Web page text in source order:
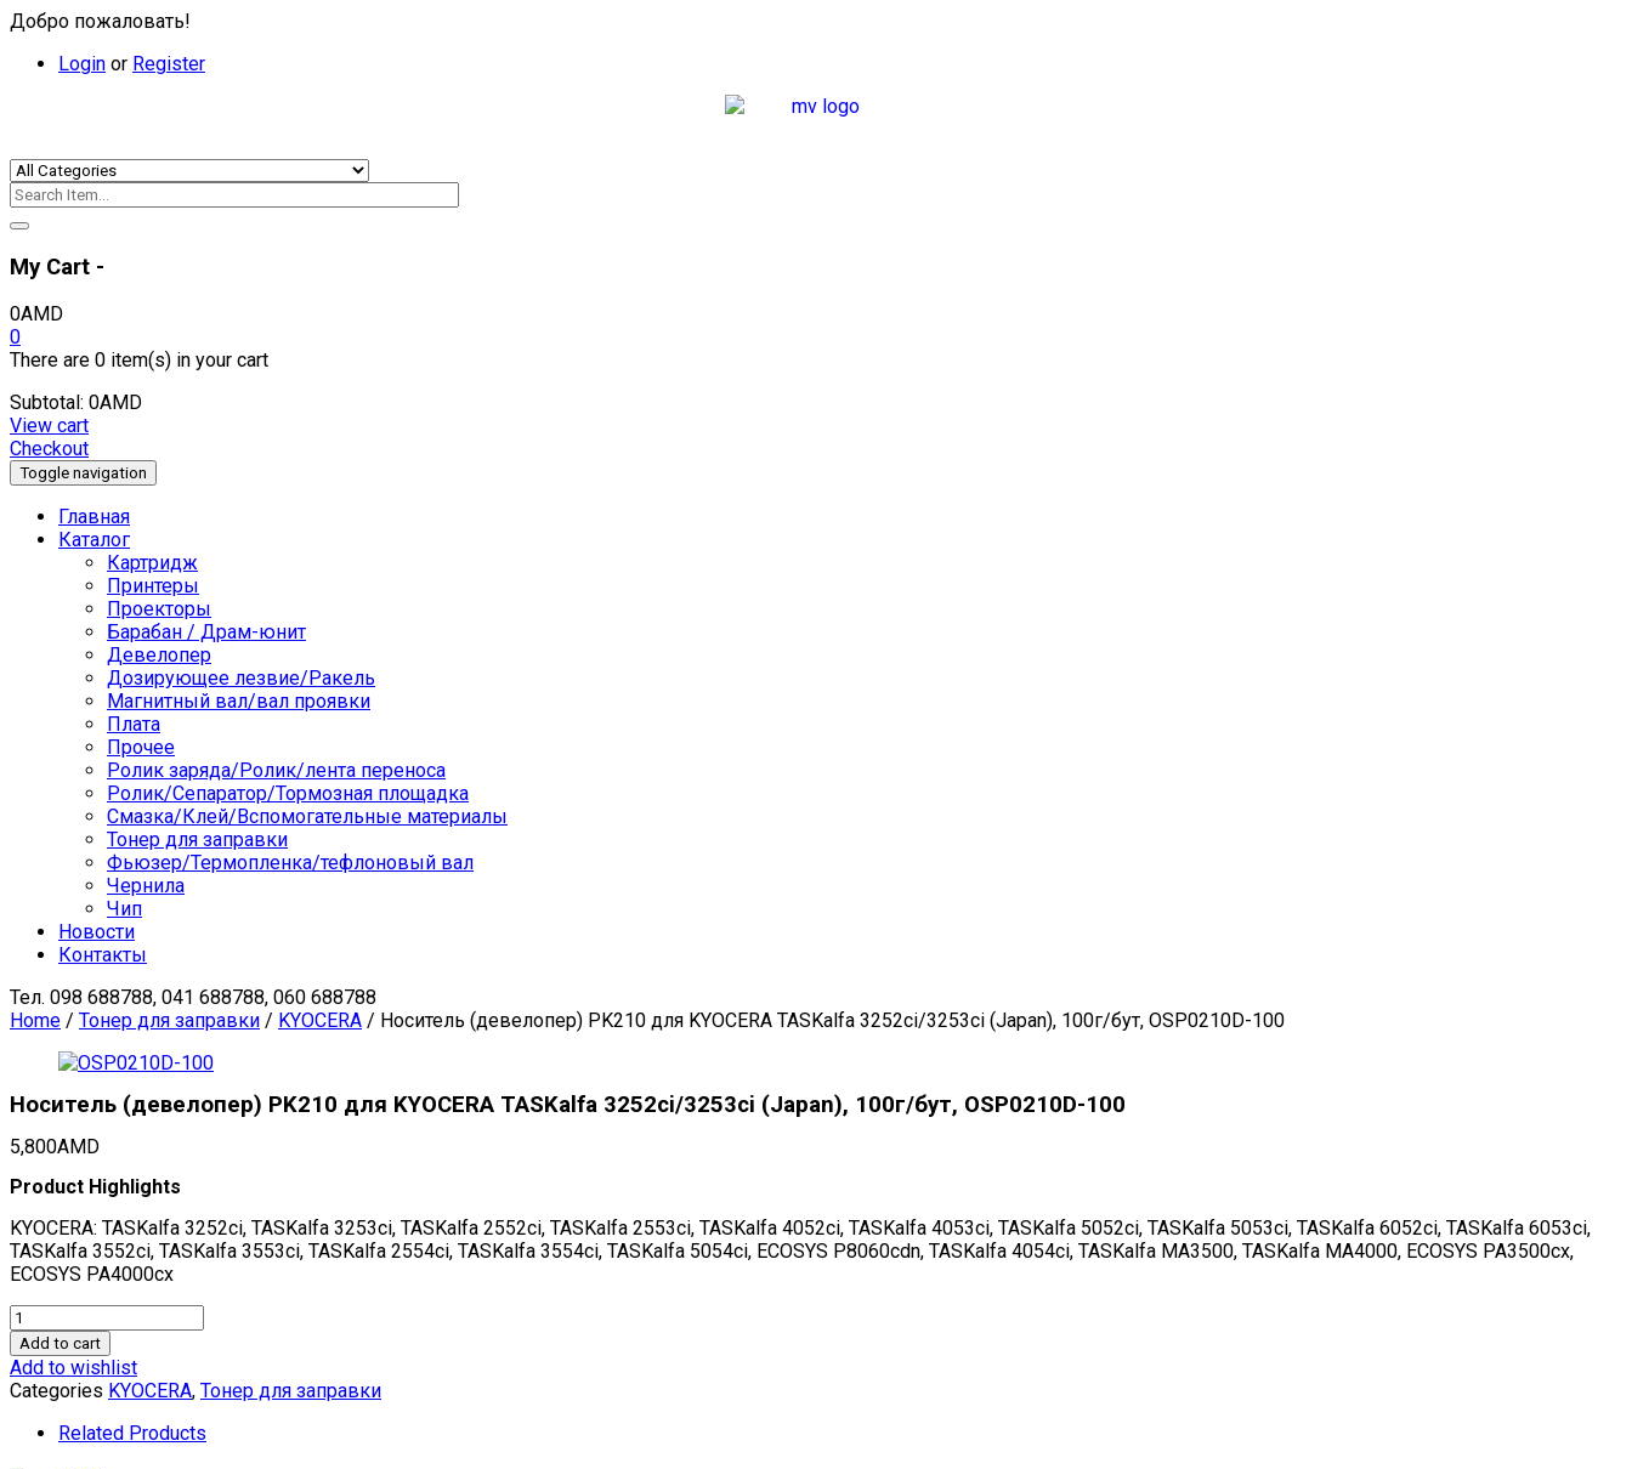
Добро пожаловать!
Login or Register
My Cart -
0AMD
0
There are 0 item(s) in your cart
Subtotal: 0AMD
View cart
Checkout
Toggle navigation
Главная
Каталог
Картридж
Принтеры
Проекторы
Барабан / Драм-юнит
Девелопер
Дозирующее лезвие/Ракель
Магнитный вал/вал проявки
Плата
Прочее
Ролик заряда/Ролик/лента переноса
Ролик/Сепаратор/Тормозная площадка
Смазка/Клей/Вспомогательные материалы
Тонер для заправки
Фьюзер/Термопленка/тефлоновый вал
Чернила
Чип
Новости
Контакты
Тел. 098 688788, 041 688788, 060 688788
Home / Тонер для заправки / KYOCERA / Носитель (девелопер) PK210 для KYOCERA TASKalfa 3252ci/3253ci (Japan), 100г/бут, OSP0210D-100
Носитель (девелопер) PK210 для KYOCERA TASKalfa 3252ci/3253ci (Japan), 100г/бут, OSP0210D-100
5,800AMD
Product Highlights
KYOCERA: TASKalfa 3252ci, TASKalfa 3253ci, TASKalfa 2552ci, TASKalfa 2553ci, TASKalfa 4052ci, TASKalfa 4053ci, TASKalfa 5052ci, TASKalfa 5053ci, TASKalfa 6052ci, TASKalfa 6053ci,
TASKalfa 3552ci, TASKalfa 3553ci, TASKalfa 2554ci, TASKalfa 3554ci, TASKalfa 5054ci, ECOSYS P8060cdn, TASKalfa 4054ci, TASKalfa MA3500, TASKalfa MA4000, ECOSYS PA3500cx,
ECOSYS PA4000cx
Носитель
(девелопер)
PK210
для
KYOCERA
TASKalfa
Add to cart
Add to wishlist
Categories KYOCERA, Тонер для заправки
Related Products